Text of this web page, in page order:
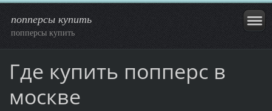
попперсы купить
попперсы купить
Где купить попперс в
москве